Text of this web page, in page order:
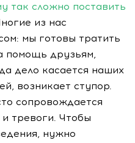
так сложно поставить
из нас
мы готовы тратить
помощь друзьям,
дело касается наших
возникает ступор.
сопровождается
тревоги. Чтобы
нужно